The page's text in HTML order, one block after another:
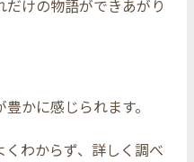
けの物語ができあがり
かに感じられます。
わからず、詳しく調べ